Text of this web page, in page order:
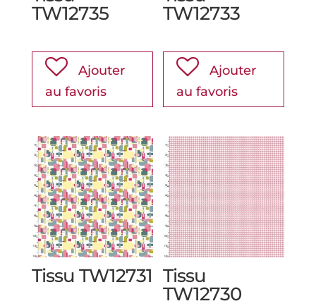
TW12735
Ajouter
au favoris
TW12733
Ajouter
au favoris
Tissu TW12731 Tissu
TW12730